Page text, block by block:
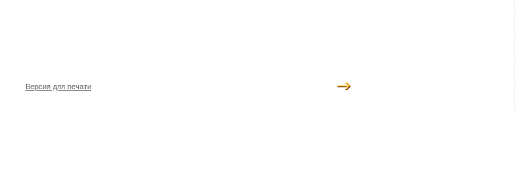
Версия для печати